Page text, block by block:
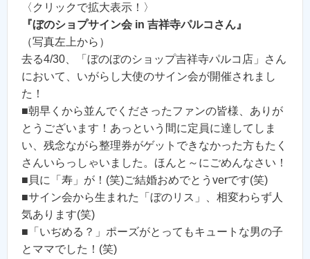
〈クリックで拡大表示！〉
『ぼのショプサイン会 in 吉祥寺パルコさん』
（写真左上から）
去る4/30、「ぼのぼのショップ吉祥寺パルコ店」さん
において、いがらし大使のサイン会が開催されまし
た！
■朝早くから並んでくださったファンの皆様、ありが
とうございます！あっという間に定員に達してしま
い、残念ながら整理券がゲットできなかった方もたく
さんいらっしゃいました。ほんと～にごめんなさい！
■貝に「寿」が！(笑)ご結婚おめでとうverです(笑)
■サイン会から生まれた「ぼのリス」、相変わらず人
気あります(笑)
■「いぢめる？」ポーズがとってもキュートな男の子
とママでした！(笑)